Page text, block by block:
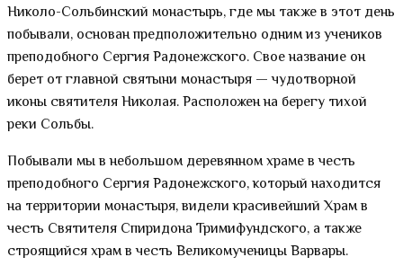
Николо-Сольбинский монастырь, где мы также в этот день
побывали, основан предположительно одним из учеников
преподобного Сергия Радонежского. Свое название он
берет от главной святыни монастыря — чудотворной
иконы святителя Николая. Расположен на берегу тихой
реки Сольбы.
Побывали мы в небольшом деревянном храме в честь
преподобного Сергия Радонежского, который находится
на территории монастыря, видели красивейший Храм в
честь Святителя Спиридона Тримифундского, а также
строящийся храм в честь Великомученицы Варвары.